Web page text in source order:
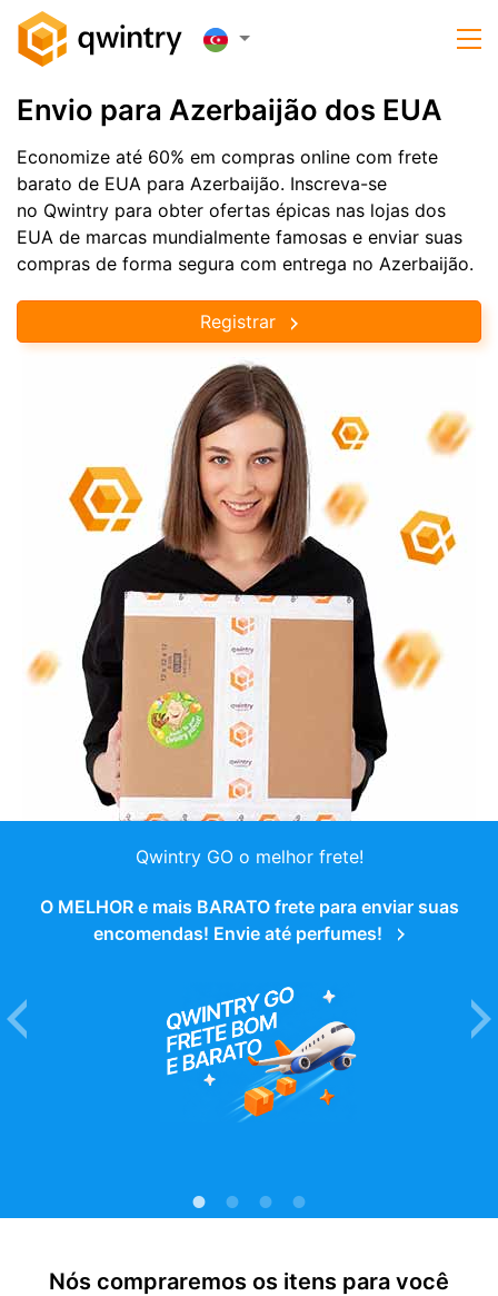
Envio para Azerbaijão dos EUA
Economize até 60% em compras online com frete
barato de EUA para Azerbaijão. Inscreva-se
no Qwintry para obter ofertas épicas nas lojas dos
EUA de marcas mundialmente famosas e enviar suas
compras de forma segura com entrega no Azerbaijão.
Registrar
Qwintry GO o melhor frete!
O MELHOR e mais BARATO frete para enviar suas
encomendas! Envie até perfumes!
Nós compraremos os itens para você